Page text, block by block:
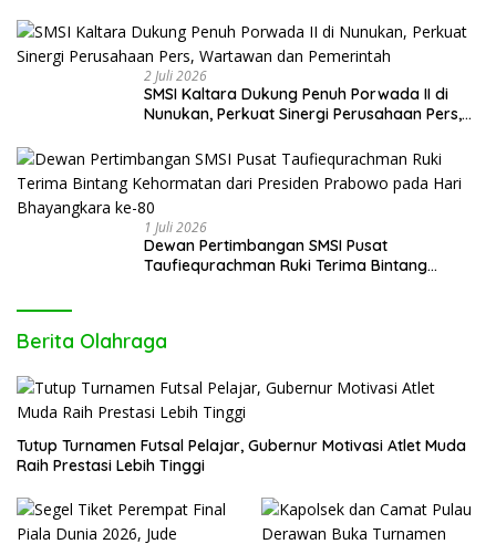
Arbitrage dan Penghindaran Pajak
2 Juli 2026
SMSI Kaltara Dukung Penuh Porwada II di
Nunukan, Perkuat Sinergi Perusahaan Pers,
1 Juli 2026
Dewan Pertimbangan SMSI Pusat
Taufiequrachman Ruki Terima Bintang
Berita Olahraga
Tutup Turnamen Futsal Pelajar, Gubernur Motivasi Atlet Muda
Raih Prestasi Lebih Tinggi